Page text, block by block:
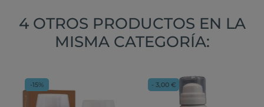
4 OTROS PRODUCTOS EN LA
MISMA CATEGORÍA:
-15% - 3,00 €